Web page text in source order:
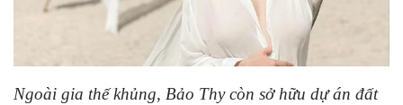
Ngoài gia thế khủng, Bảo Thy còn sở hữu dự án đất